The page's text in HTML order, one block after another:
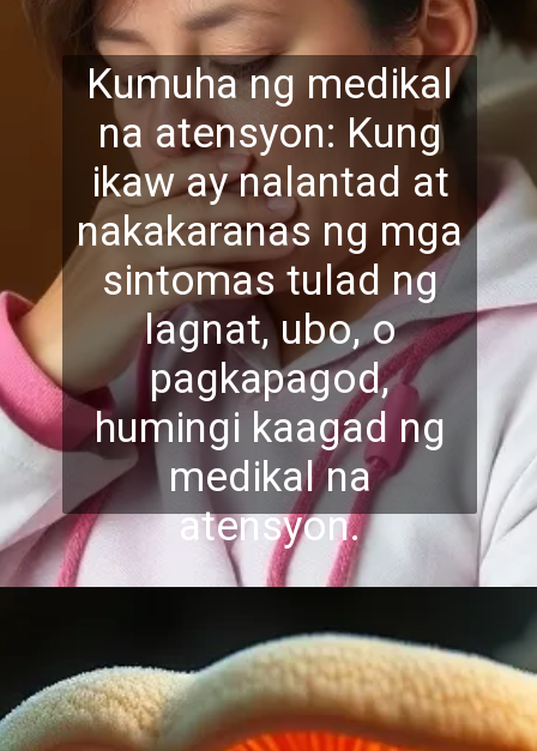
Kumuha ng medikal
na atensyon: Kung
ikaw ay nalantad at
nakakaranas ng mga
sintomas tulad ng
lagnat, ubo, o
pagkapagod,
humingi kaagad ng
medikal na
atensyon.